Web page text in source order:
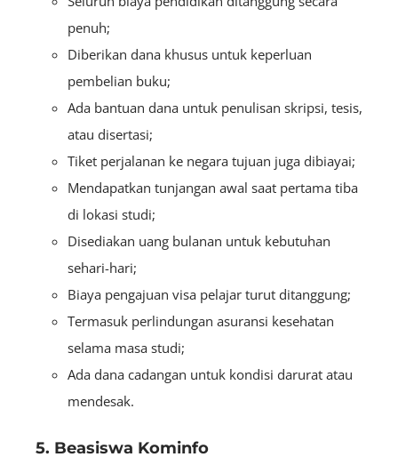
penuh;
Diberikan dana khusus untuk keperluan
pembelian buku;
Ada bantuan dana untuk penulisan skripsi, tesis,
atau disertasi;
Tiket perjalanan ke negara tujuan juga dibiayai;
Mendapatkan tunjangan awal saat pertama tiba
di lokasi studi;
Disediakan uang bulanan untuk kebutuhan
sehari-hari;
Biaya pengajuan visa pelajar turut ditanggung;
Termasuk perlindungan asuransi kesehatan
selama masa studi;
Ada dana cadangan untuk kondisi darurat atau
mendesak.
5. Beasiswa Kominfo